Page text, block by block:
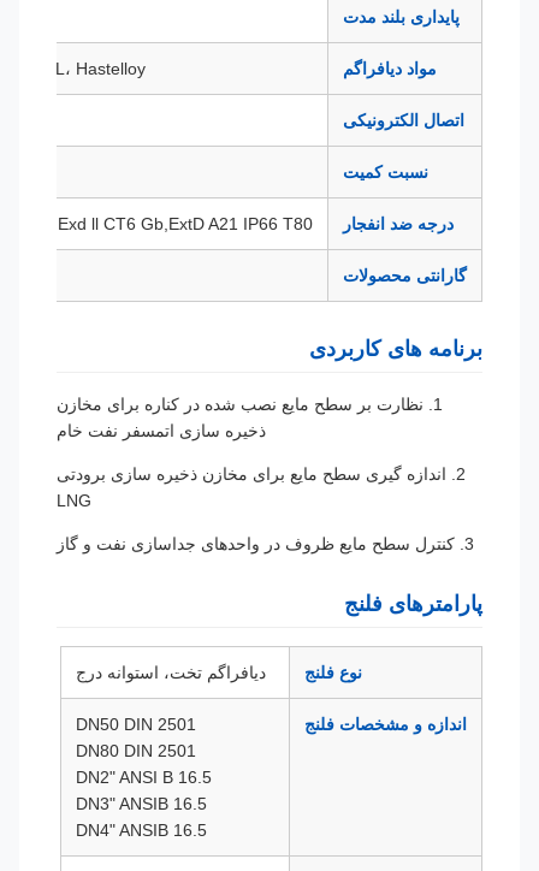
پایداری بلند مدت
مواد دیافراگم 316L، Hastelloy، تانتالوم و غیره
اتصال الکترونیکی
نسبت کمیت
درجه ضد انفجار 1l CT6 Ga,Exd ll CT6 Gb,ExtD A21 IP66 T80℃
گارانتی محصولات
برنامه های کاربردی
1. نظارت بر سطح مایع نصب شده در کناره برای مخازن
ذخیره سازی اتمسفر نفت خام
2. اندازه گیری سطح مایع برای مخازن ذخیره سازی برودتی
پارامترهای فلنج
نوع فلنج دیافراگم تخت، استوانه درج
اندازه و مشخصات فلنج
DN50 DIN 2501
DN80 DIN 2501
DN2" ANSI B 16.5
DN3" ANSIB 16.5
DN4" ANSIB 16.5